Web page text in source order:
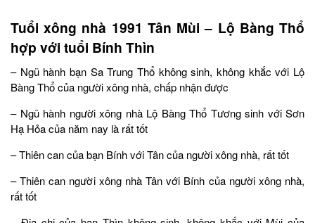
Tuổi xông nhà 1991 Tân Mùi – Lộ Bàng Thổ
hợp với tuổi Bính Thìn
– Ngũ hành bạn Sa Trung Thổ không sinh, không khắc với Lộ
Bàng Thổ của người xông nhà, chấp nhận được
– Ngũ hành người xông nhà Lộ Bàng Thổ Tương sinh với Sơn
Hạ Hỏa của năm nay là rất tốt
– Thiên can của bạn Bính với Tân của người xông nhà, rất tốt
– Thiên can người xông nhà Tân với Bính của người xông nhà,
rất tốt